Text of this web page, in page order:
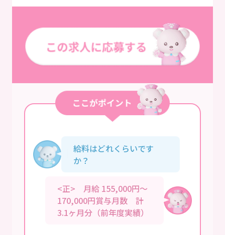
給料はどれくらいです
か？
<正> 月給 155,000円～
170,000円賞与月数 計
3.1ヶ月分（前年度実績）